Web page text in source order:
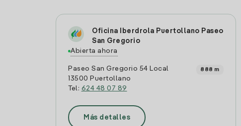
Oficina Iberdrola Puertollano Paseo
San Gregorio
Abierta ahora
Paseo San Gregorio 54 Local
13500 Puertollano
Tel: 624 48 07 89
888 m
Más detalles